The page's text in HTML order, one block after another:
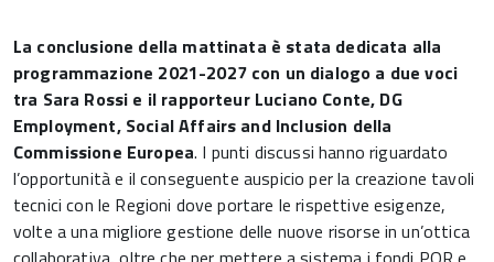
La conclusione della mattinata è stata dedicata alla
programmazione 2021-2027 con un dialogo a due voci
tra Sara Rossi e il rapporteur Luciano Conte, DG
Employment, Social Affairs and Inclusion della
Commissione Europea. I punti discussi hanno riguardato
l’opportunità e il conseguente auspicio per la creazione tavoli
tecnici con le Regioni dove portare le rispettive esigenze,
volte a una migliore gestione delle nuove risorse in un’ottica